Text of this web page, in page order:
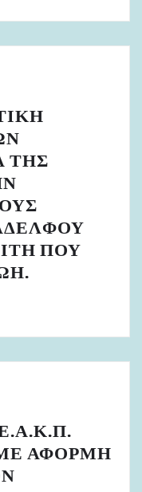
ΤΗΣ
ΠΟΥ
ΑΦΟΡΜΗ